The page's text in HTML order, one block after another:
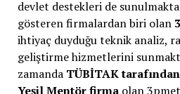
devlet destekleri de
gösteren firmalardan biri olan
ihtiyaç duyduğu teknik analiz,
geliştirme hizmetlerini
zamanda TÜBİTAK
Yeşil Mentör firmaolan